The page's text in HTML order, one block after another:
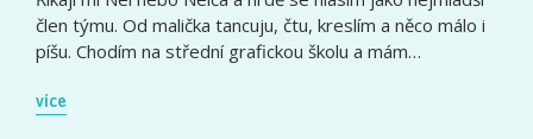
člen týmu. Od malička tancuju, čtu, kreslím a něco málo i
píšu. Chodím na střední grafickou školu a mám…
více